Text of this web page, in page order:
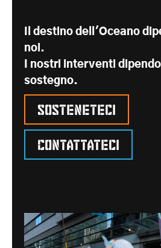
Il destino dell'Oceano
noi.
I nostri interventi
sostegno.
Sosteneteci
Contattateci